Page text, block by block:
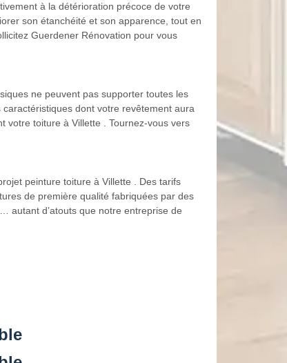
à la détérioration précoce de votre
son étanchéité et son apparence, tout en
Guerdener Rénovation pour vous
ne peuvent pas supporter toutes les
dont votre revêtement aura
votre toiture à Villette . Tournez-vous vers
peinture toiture à Villette . Des tarifs
de première qualité fabriquées par des
autant d’atouts que notre entreprise de